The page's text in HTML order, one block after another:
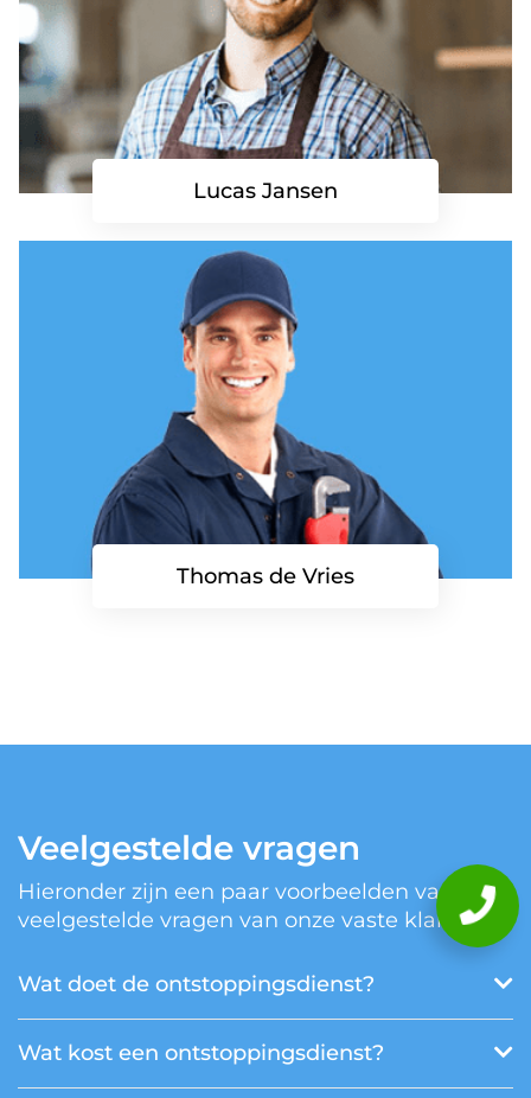
Lucas Jansen
Thomas de Vries
Veelgestelde vragen
Hieronder zijn een paar voorbeelden van
veelgestelde vragen van onze vaste klanten.
Wat doet de ontstoppingsdienst?
Wat kost een ontstoppingsdienst?